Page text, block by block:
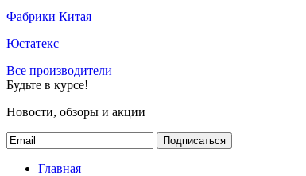
Фабрики Китая
Юстатекс
Все производители
Будьте в курсе!
Новости, обзоры и акции
Подписаться
Главная